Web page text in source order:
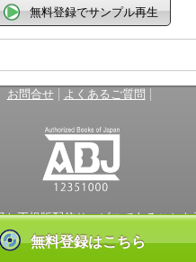
無料登録でサンプル再生
お問合せ| よくあるご質問 |
正規版配信サービスであること
ービスの一覧はこちら→ https://
無料登録はこちら